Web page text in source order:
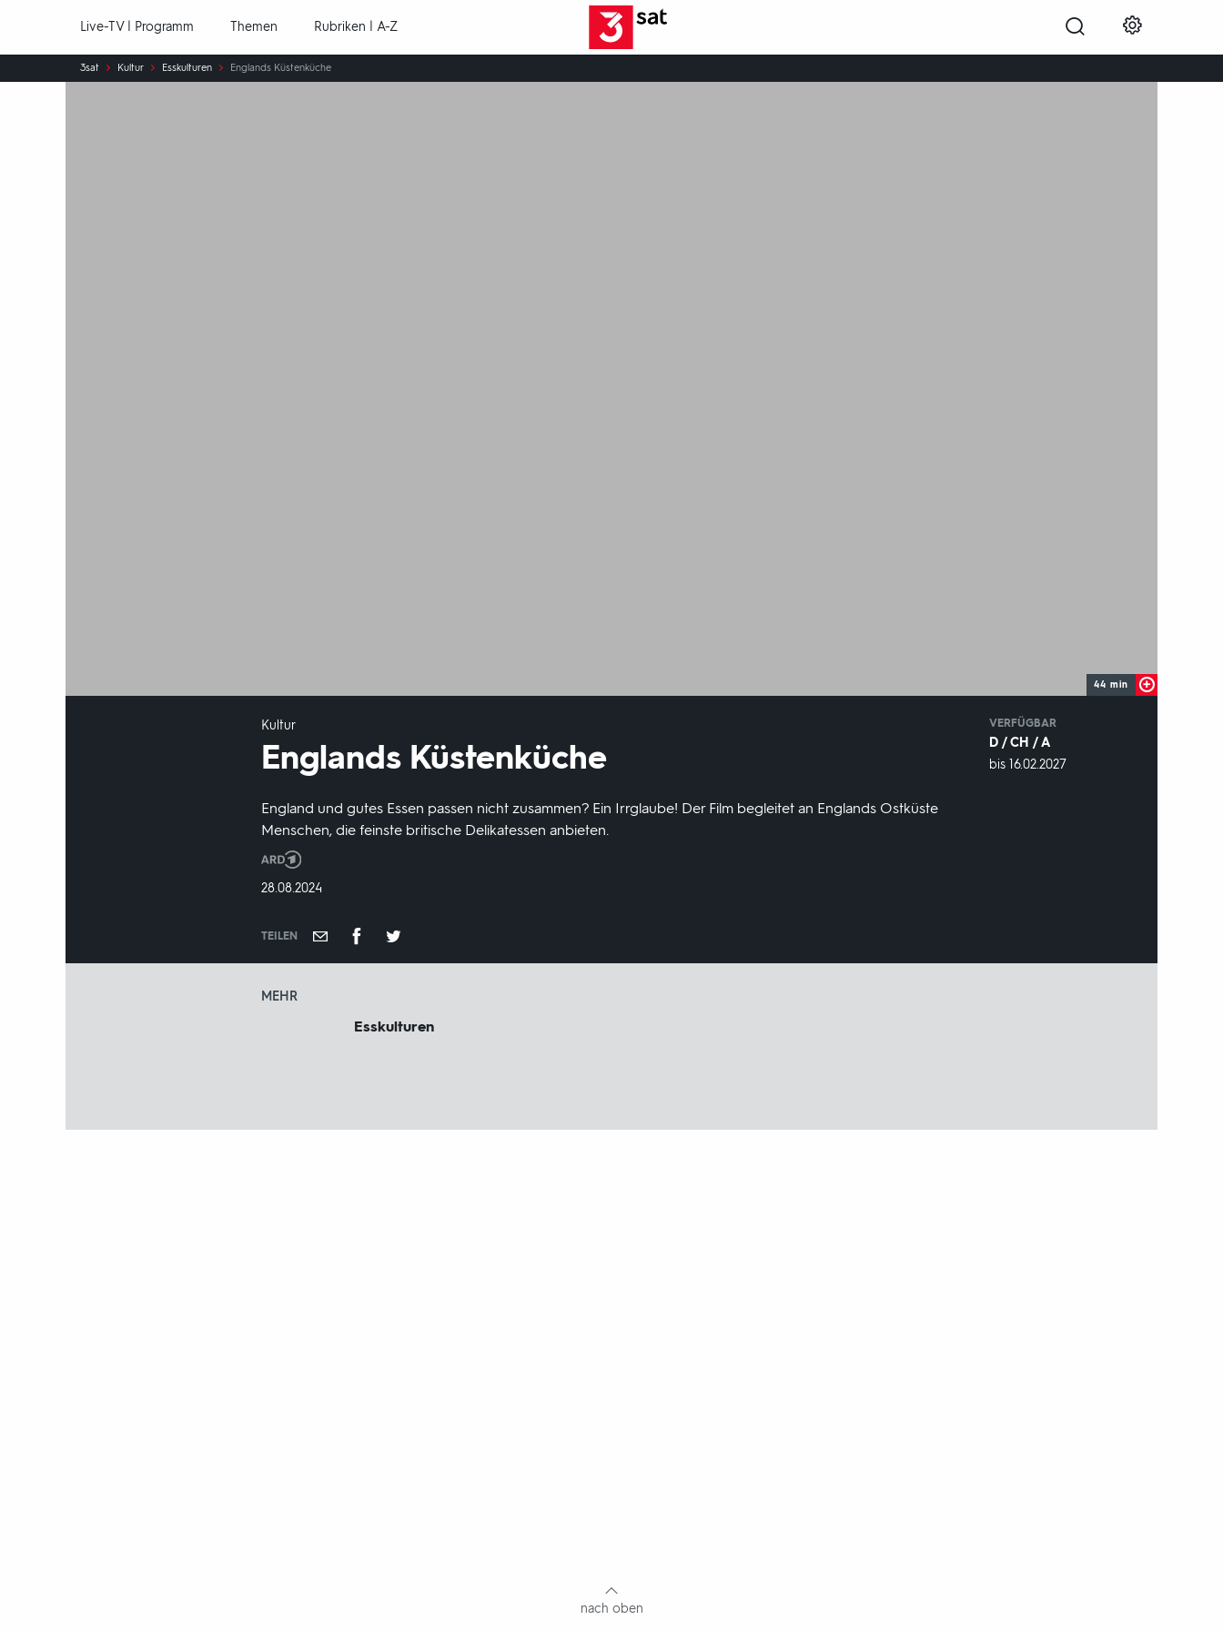
Live-TV | Programm Themen Rubriken | A-Z
Sie
sind
3sat Kultur Esskulturen Englands Küstenküche
44 min
Kultur
Englands Küstenküche
England und gutes Essen passen nicht zusammen? Ein Irrglaube! Der Film begleitet an Englands Ostküste
Menschen, die feinste britische Delikatessen anbieten.
Produktionsland
und
DATUM:
28.08.2024
TEILEN
VERFÜGBAR
D / CH / A
VERFÜGBAR
bis 16.02.2027
MEHR
Esskulturen
nach oben